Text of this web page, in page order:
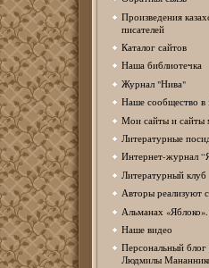
Произведения
писателей
Каталог сайтов
Наша библиотечка
Журнал "Нива"
Наше сообщество в
Мои сайты и сайты
Литературные
Интернет-журнал
Литературный клуб
Авторы реализуют
Альманах «Яблоко».
Наше видео
Персональный блог
Людмилы